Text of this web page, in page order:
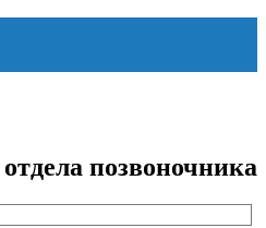
позвоночника